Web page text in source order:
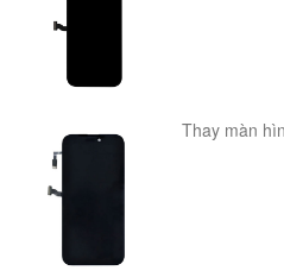
như thế nào. Màn hình iPhone
sắp bị thuyết phục với bảo
trung tâm đó xem có phải là
người phản hồi về trung tâm đó
Thay màn